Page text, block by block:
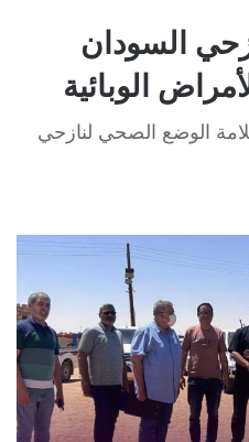
السودان
الوبائية
الوضع الصحي لنازحي